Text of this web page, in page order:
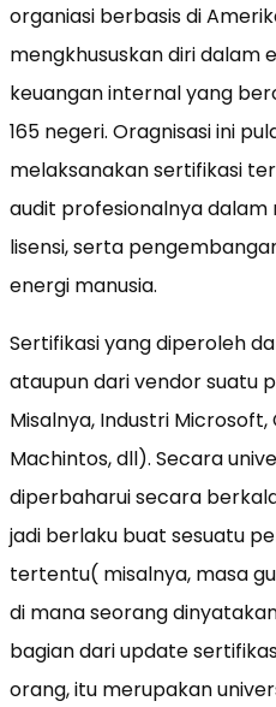
organiasi berbasis di
mengkhususkan diri dalam
keuangan internal yang
165 negeri. Oragnisasi ini
melaksanakan sertifikasi
audit profesionalnya
lisensi, serta
energi manusia.
Sertifikasi yang diperoleh
ataupun dari vendor suatu
Misalnya, Industri Microsoft,
Machintos, dll). Secara
diperbaharui secara
jadi berlaku buat sesuatu
tertentu( misalnya, masa
di mana seorang
bagian dari update
orang, itu merupakan